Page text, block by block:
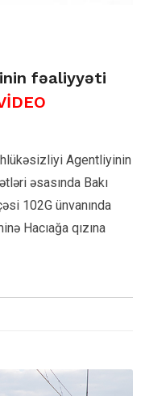
fəaliyyəti
Agentliyinin
əsasında Bakı
102G ünvanında
Hacıağa qızına